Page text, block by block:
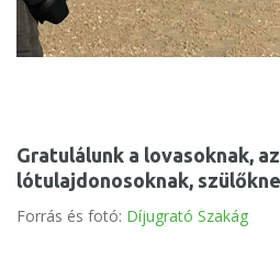
Gratulálunk a lovasoknak,
lótulajdonosoknak,
Forrás és fotó: Díjugrató Szakág